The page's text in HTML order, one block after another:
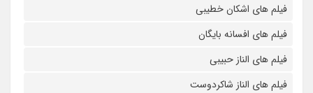
فیلم های اشکان خطیبی
فیلم های افسانه بایگان
فیلم های الناز حبیبی
فیلم های الناز شاکردوست